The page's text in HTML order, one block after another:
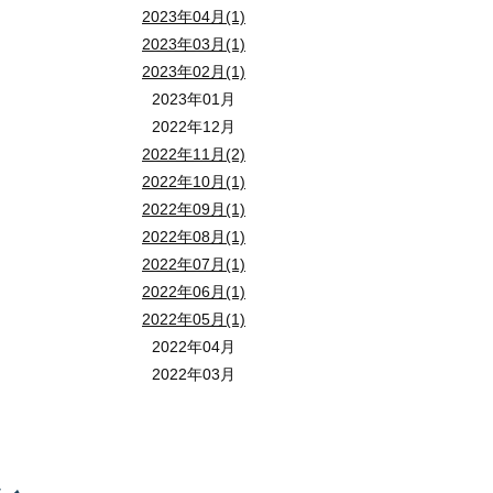
2023年04月(1)
2023年03月(1)
2023年02月(1)
2023年01月
2022年12月
2022年11月(2)
2022年10月(1)
2022年09月(1)
2022年08月(1)
2022年07月(1)
2022年06月(1)
2022年05月(1)
2022年04月
2022年03月